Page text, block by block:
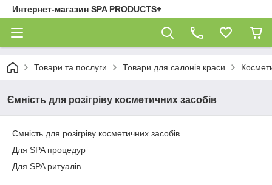
Интернет-магазин SPA PRODUCTS+
Товари та послуги Товари для салонів краси
Ємність для розігріву косметичних засобів
Ємність для розігріву косметичних засобів
Для SPA процедур
Для SPA ритуалів